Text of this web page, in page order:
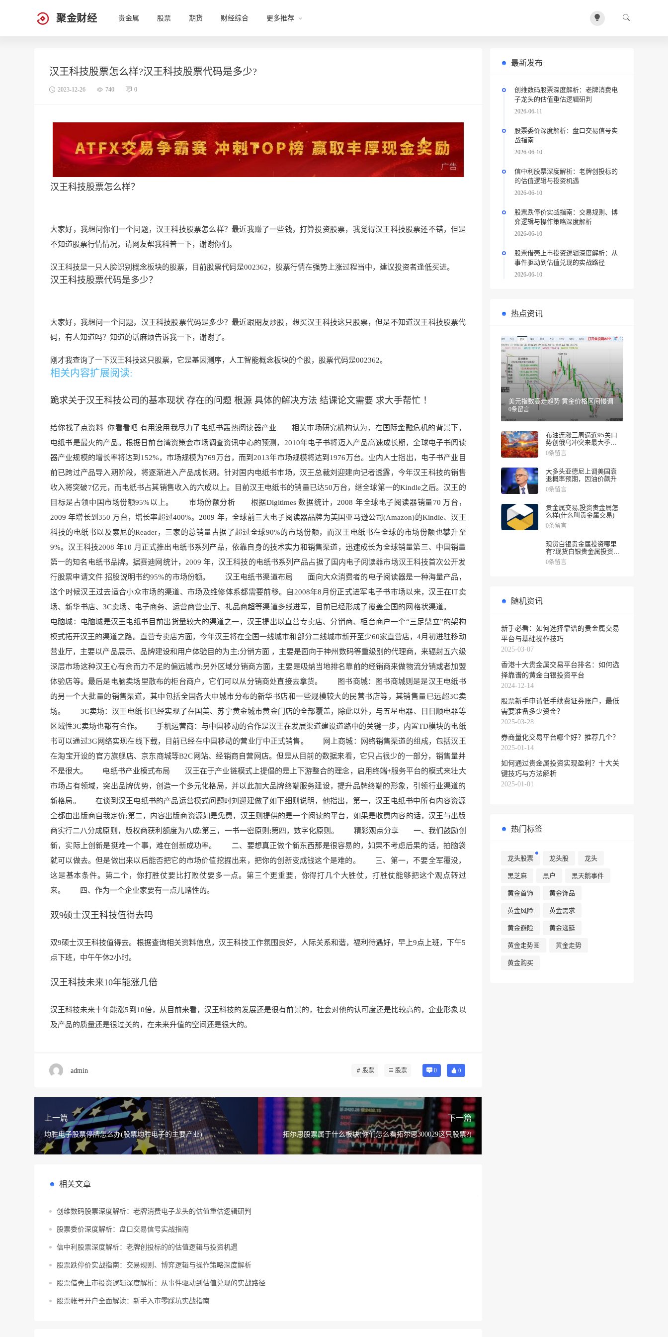
聚金财经 贵金属 股票 期货 财经综合 更多推荐
汉王科技股票怎么样?汉王科技股票代码是多少?
2023-12-26 740 0
汉王科技股票怎么样？
大家好，我想问你们一个问题，汉王科技股票怎么样？最近我赚了一些钱，打算投资股票，我觉得汉王科技股票还不错，但是
不知道股票行情情况，请网友帮我科普一下，谢谢你们。
汉王科技是一只人脸识别概念板块的股票，目前股票代码是002362，股票行情在强势上涨过程当中，建议投资者逢低买进。
汉王科技股票代码是多少？
大家好，我想问一个问题，汉王科技股票代码是多少？最近跟朋友炒股，想买汉王科技这只股票，但是不知道汉王科技股票代
码，有人知道吗？知道的话麻烦告诉我一下，谢谢了。
刚才我查询了一下汉王科技这只股票，它是基因测序，人工智能概念板块的个股，股票代码是002362。
相关内容扩展阅读:
跪求关于汉王科技公司的基本现状 存在的问题 根源 具体的解决方法 结课论文需要 求大手帮忙 ！
给你找了点资料 你看看吧 有用没用我尽力了 电纸书轰热阅读器产业 相关市场研究机构认为，在国际金融危机的背景下，
电纸书是最火的产品。根据日前台湾资策会市场调查资讯中心的预测，2010年电子书将迈入产品高速成长期，全球电子书阅读
器产业规模的增长率将达到152%，市场规模为769万台，而到2013年市场规模将达到1976万台。业内人士指出，电子书产业目
前已跨过产品导入期阶段，将逐渐进入 产品成长期。针对国内电纸书市场，汉王总裁刘迎建向记者透露，今年汉王科技的销售
收入将突破7亿元，而电纸书占其销售收入的六成以上。目前汉王电纸书的销量已达50万台，继全球第一的Kindle之后。汉王的
目 标是占领中国市场份额95%以上。 市场份额分析 根据Digitimes 数据统计，2008 年全球电子阅读器销量70 万台，
2009 年增长到350 万台，增长率超过400%。2009 年，全球前三大电子阅读器品牌为美国亚马逊公司(Amazon)的Kindle、汉 王
科技的电纸书以及索尼的Reader，三家的总销量占据了超过全球90%的市场份额，而汉王电纸书在全球的市场份额也攀升至
9%。汉王科技2008 年10 月正式推出电纸书系列产品，依靠自身的技术实力和销售渠道，迅速成长为全球销量第三、中国销量
第一的知名电纸书品牌。据赛迪网统计，2009 年，汉王科技的电纸书系列产品占据了国内电子阅读器市场汉王科技首次公开发
行股票申请文件 招股说明书约95%的市场份额。 汉王电纸书渠道布局 面向大众消费者的电子阅读器是一种海量产品，
这个时候汉王过去适合小众市场的渠道、市场及维修体系都需要前移。自2008年8月份正式进军电子书市场以来，汉王在IT卖
场、新华书店、3C卖场、电子商务、运营商营业厅、礼品商超等渠道多线进军，目前已经形成了覆盖全国的网格状渠道。
电脑城：电脑城是汉王电纸书目前出货量较大的渠道之一，汉王提出以直营专卖店、分销商、柜台商户一个“三足鼎立”的架构
模式拓开汉王的渠道之路。直营专卖店方面，今年汉王将在全国一线城市和部分二线城市新开至少60家直营店，4月初进驻移动
营业厅，主要以产品展示、品牌建设和用户体验目的为主;分销方面 ，主要是面向于神州数码等重级别的代理商，来辐射五六级
深层市场这种汉王心有余而力不足的偏远城市;另外区域分销商方面，主要是吸纳当地排名靠前的经销商来做物流分销或者加盟
体验店等。最后是电脑卖场里散布的柜台商户，它们可以从分销商处直接去拿货。 图书商城：图书商城则是是汉王电纸书
的另一个大批量的销售渠道，其中包括全国各大中城市分布的新华书店和一些规模较大的民营书店等，其销售量已远超3C卖
场。 3C卖场：汉王电纸书已经实现了在国美、苏宁黄金城市黄金门店的全部覆盖，除此以外，与五星电器、日日顺电器等
区域性3C卖场也都有合作。 手机运营商：与中国移动的合作是汉王在发展渠道建设道路中的关键一步，内置TD模块的电纸
书可以通过3G网络实现在线下载，目前已经在中国移动的营业厅中正式销售。 网上商城：网络销售渠道的组成，包括汉王
在淘宝开设的官方旗舰店、京东商城等B2C网站、经销商自营网店。但是从目前的数据来看，它只占很少的一部分，销售量并
不是很大。 电纸书产业模式布局 汉王在于产业链模式上提倡的是上下游整合的理念，启用终端+服务平台的模式来壮大
市场占有领域，突出品牌优势，创造一个多元化格局，并以此加大品牌终端服务建设，提升品牌终端的形象，引领行业渠道的
新格局。 在谈到汉王电纸书的产品运营模式问题时刘迎建做了如下细则说明，他指出，第一，汉王电纸书中所有内容资源
全都由出版商自我定价;第二，内容出版商资源如是免费，汉王则提供的是一个阅读的平台，如果是收费内容的话，汉王与出版
商实行二八分成原则，版权商获利额度为八成;第三，一书一密原则;第四，数字化原则。 精彩观点分享 一、我们鼓励创
新，实际上创新是挺难一个事，难在创新成功率。 二、要想真正做个新东西那是很容易的，如果不考虑后果的话，拍脑袋
就可以做去。但是做出来以后能否把它的市场价值挖掘出来，把你的创新变成钱这个是难的。 三、第一，不要全军覆没，
这是基本条件。第二个，你打胜仗要比打败仗要多一点。第三个更重要，你得打几个大胜仗，打胜仗能够把这个观点转过
来。 四、作为一个企业家要有一点儿赌性的。
双9硕士汉王科技值得去吗
双9硕士汉王科技值得去。根据查询相关资料信息，汉王科技工作氛围良好，人际关系和谐，福利待遇好，早上9点上班，下午5
点下班，中午午休2小时。
汉王科技未来10年能涨几倍
汉王科技未来十年能涨5到10倍，从目前来看，汉王科技的发展还是很有前景的，社会对他的认可度还是比较高的，企业形象以
及产品的质量还是很过关的，在未来升值的空间还是很大的。
admin 股票 股票 0 0
上一篇
均胜电子股票停牌怎么办(股票均胜电子的主要产业)
下一篇
拓尔思股票属于什么板块(你们怎么看拓尔思300029这只股票?)
相关文章
创维数码股票深度解析：老牌消费电子龙头的估值重估逻辑研判
股票委价深度解析：盘口交易信号实战指南
信中利股票深度解析：老牌创投标的的估值逻辑与投资机遇
股票跌停价实战指南：交易规则、博弈逻辑与操作策略深度解析
股票借壳上市投资逻辑深度解析：从事件驱动到估值兑现的实战路径
股票帐号开户全面解读：新手入市零踩坑实战指南
最新发布
创维数码股票深度解析：老牌消费电
子龙头的估值重估逻辑研判
2026-06-11
股票委价深度解析：盘口交易信号实
战指南
2026-06-10
信中利股票深度解析：老牌创投标的
的估值逻辑与投资机遇
2026-06-10
股票跌停价实战指南：交易规则、博
弈逻辑与操作策略深度解析
2026-06-10
股票借壳上市投资逻辑深度解析：从
事件驱动到估值兑现的实战路径
2026-06-10
热点资讯
美元指数高走趋势 黄金价格区间慢调
0条留言
布油连涨三周逼近95关口
势创俄乌冲突来最大季度
涨幅
0条留言
大多头亚德尼上调美国衰
退概率预期，因油价飙升
0条留言
贵金属交易,投资贵金属怎
么样(什么叫贵金属交易)
0条留言
现货白银贵金属投资哪里
有?现货白银贵金属投资被
诱导投资亏损
0条留言
随机资讯
新手必看：如何选择靠谱的贵金属交易
平台与基础操作技巧
2025-03-07
香港十大贵金属交易平台排名：如何选
择靠谱的黄金白银投资平台
2024-12-14
股票新手申请低手续费证券账户，最低
需要准备多少资金？
2025-03-28
券商量化交易平台哪个好？推荐几个？
2025-01-14
如何通过贵金属投资实现盈利？十大关
键技巧与方法解析
2025-01-01
热门标签
龙头股票 龙头股 龙头
黑芝麻 黑户 黑天鹅事件
黄金首饰 黄金饰品
黄金风险 黄金需求
黄金避险 黄金递延
黄金走势图 黄金走势
黄金购买